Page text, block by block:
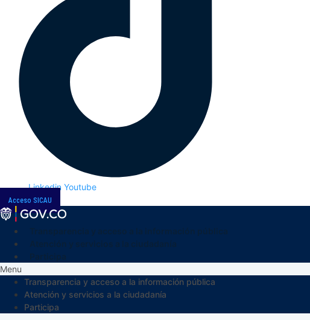
Linkedin Youtube
Acceso SICAU
Menu
Transparencia y acceso a la información pública
Atención y servicios a la ciudadanía
Participa